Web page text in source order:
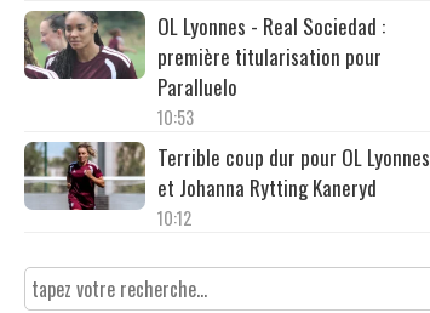
OL Lyonnes - Real Sociedad :
première titularisation pour
Paralluelo
10:53
Terrible coup dur pour OL Lyonnes
et Johanna Rytting Kaneryd
10:12